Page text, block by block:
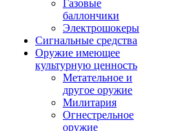
Газовые
баллончики
Электрошокеры
Сигнальные средства
Оружие имеющее
культурную ценность
Метательное и
другое оружие
Милитария
Огнестрельное
оружие